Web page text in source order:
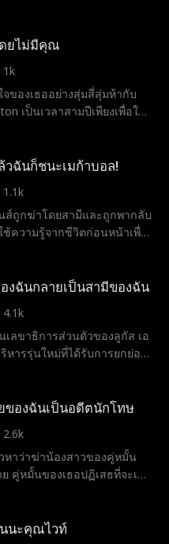
เหลว แอนโทเนีย ลาวีน ฟง
กับความรักที่คงอยู่ผ่านกาล
ที่หลอกหลอนเธอไม่ อย่าฆ่า
ยไม่มีคุณ
1k
จของเธออย่างสุ่มสี่สุ่มห้ากับ
เป็นเวลาสามปีเพียงเพื่อให้
อเป็นทุกอย่างกับเขามาตลอด?
ฉันก็ชนะเมก้าบอล!
1.1k
ส์ถูกฆ่าโดยสามีและถูกพากลับ
ช้ความรู้จากชีวิตก่อนหน้าเพื่อ
ดูเหมือนจะมีประโยชน์สำหรับ
งฉันกลายเป็นสามีของฉัน
4.1k
เลขาธิการส่วนตัวของลูกัส เอ
หารรุ่นใหม่ที่ได้รับการยกย่อง
ออกจากชีวิตของเธอ เธอจึง
เจอร์ แต่เมื่อเหตุการณ์ไม่
ละพนักงานทั้งหมดเห็น
พท์ของเธอ จะเกิดอะไรขึ้นกับ
ยขึ้นมา
ของฉันเป็นอดีตนักโทษ
2.6k
หาว่าฆ่าน้องสาวของคู่หมั้น
คู่หมั้นของเธอปฏิเสธที่จะเชื่อ
ของเธอ เจย์คนแปลกหน้า
นะคุณไวท์